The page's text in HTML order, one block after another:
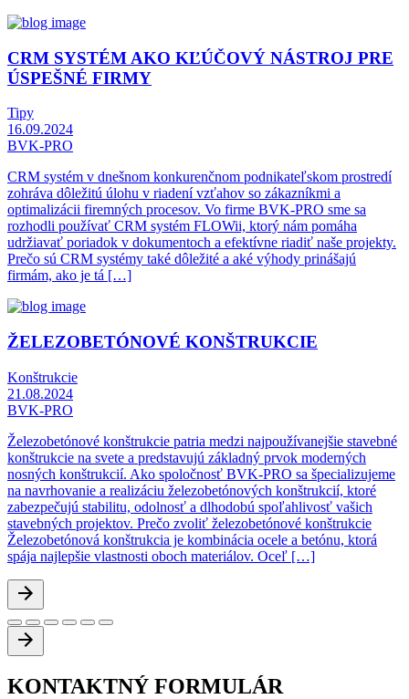
CRM SYSTÉM AKO KĽÚČOVÝ NÁSTROJ PRE
ÚSPEŠNÉ FIRMY
Tipy
16.09.2024
BVK-PRO
CRM systém v dnešnom konkurenčnom podnikateľskom prostredí
zohráva dôležitú úlohu v riadení vzťahov so zákazníkmi a
optimalizácii firemných procesov. Vo firme BVK-PRO sme sa
rozhodli používať CRM systém FLOWii, ktorý nám pomáha
udržiavať poriadok v dokumentoch a efektívne riadiť naše projekty.
Prečo sú CRM systémy také dôležité a aké výhody prinášajú
firmám, ako je tá […]
ŽELEZOBETÓNOVÉ KONŠTRUKCIE
Konštrukcie
21.08.2024
BVK-PRO
Železobetónové konštrukcie patria medzi najpoužívanejšie stavebné
konštrukcie na svete a predstavujú základný prvok moderných
nosných konštrukcií. Ako spoločnosť BVK-PRO sa špecializujeme
na navrhovanie a realizáciu železobetónových konštrukcií, ktoré
zabezpečujú stabilitu, odolnosť a dlhodobú spoľahlivosť vašich
stavebných projektov. Prečo zvoliť železobetónové konštrukcie
Železobetónová konštrukcia je kombinácia ocele a betónu, ktorá
spája najlepšie vlastnosti oboch materiálov. Oceľ […]
KONTAKTNÝ FORMULÁR